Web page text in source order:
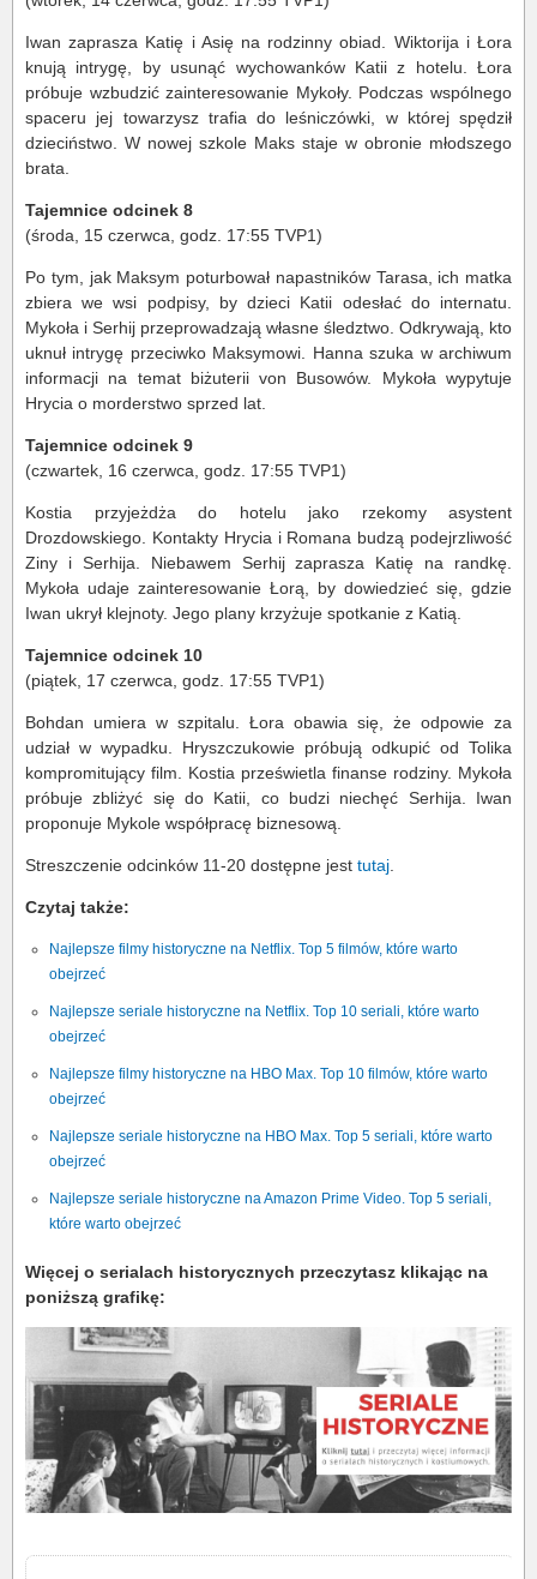
Iwan zaprasza Katię i Asię na rodzinny obiad. Wiktorija i Łora
knują intrygę, by usunąć wychowanków Katii z hotelu. Łora
próbuje wzbudzić zainteresowanie Mykoły. Podczas wspólnego
spaceru jej towarzysz trafia do leśniczówki, w której spędził
dzieciństwo. W nowej szkole Maks staje w obronie młodszego
brata.
Tajemnice odcinek 8
(środa, 15 czerwca, godz. 17:55 TVP1)
Po tym, jak Maksym poturbował napastników Tarasa, ich matka
zbiera we wsi podpisy, by dzieci Katii odesłać do internatu.
Mykoła i Serhij przeprowadzają własne śledztwo. Odkrywają, kto
uknuł intrygę przeciwko Maksymowi. Hanna szuka w archiwum
informacji na temat biżuterii von Busowów. Mykoła wypytuje
Hrycia o morderstwo sprzed lat.
Tajemnice odcinek 9
(czwartek, 16 czerwca, godz. 17:55 TVP1)
Kostia przyjeżdża do hotelu jako rzekomy asystent
Drozdowskiego. Kontakty Hrycia i Romana budzą podejrzliwość
Ziny i Serhija. Niebawem Serhij zaprasza Katię na randkę.
Mykoła udaje zainteresowanie Łorą, by dowiedzieć się, gdzie
Iwan ukrył klejnoty. Jego plany krzyżuje spotkanie z Katią.
Tajemnice odcinek 10
(piątek, 17 czerwca, godz. 17:55 TVP1)
Bohdan umiera w szpitalu. Łora obawia się, że odpowie za
udział w wypadku. Hryszczukowie próbują odkupić od Tolika
kompromitujący film. Kostia prześwietla finanse rodziny. Mykoła
próbuje zbliżyć się do Katii, co budzi niechęć Serhija. Iwan
proponuje Mykole współpracę biznesową.
Streszczenie odcinków 11-20 dostępne jest tutaj
Czytaj także:
Najlepsze filmy historyczne na Netflix. Top 5 filmów, które warto
obejrzeć
Najlepsze seriale historyczne na Netflix. Top 10 seriali, które warto
obejrzeć
Najlepsze filmy historyczne na HBO Max. Top 10 filmów, które warto
obejrzeć
Najlepsze seriale historyczne na HBO Max. Top 5 seriali, które warto
obejrzeć
Najlepsze seriale historyczne na Amazon Prime Video. Top 5 seriali,
które warto obejrzeć
Więcej o serialach historycznych przeczytasz klikając na
poniższą grafikę: